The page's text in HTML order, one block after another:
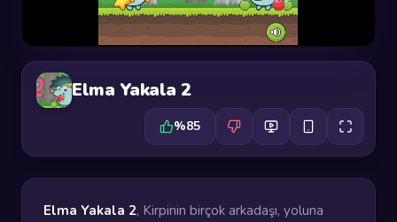
Elma Yakala 2
%85
Elma Yakala 2, Kirpinin birçok arkadaşı, yoluna